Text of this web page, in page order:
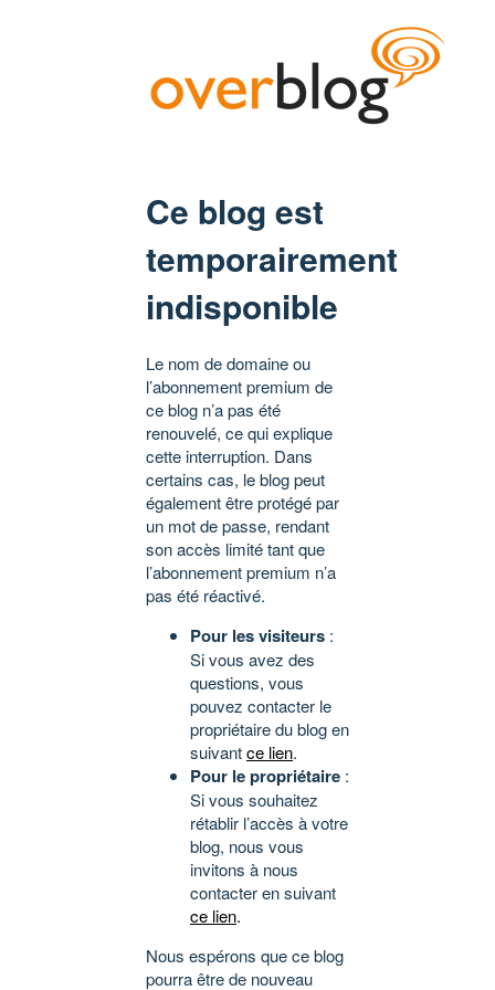
Ce blog est
temporairement
indisponible
Le nom de domaine ou
l’abonnement premium de
ce blog n’a pas été
renouvelé, ce qui explique
cette interruption. Dans
certains cas, le blog peut
également être protégé par
un mot de passe, rendant
son accès limité tant que
l’abonnement premium n’a
pas été réactivé.
Pour les visiteurs :
Si vous avez des
questions, vous
pouvez contacter le
propriétaire du blog en
suivantce lien.
Pour le propriétaire :
Si vous souhaitez
rétablir l’accès à votre
blog, nous vous
invitons à nous
contacter en suivant
ce lien.
Nous espérons que ce blog
pourra être de nouveau